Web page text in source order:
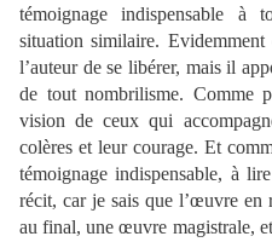
témoignage indispensable à
situation similaire.
l’auteur de se libérer, mais il
de tout nombrilisme. Comme
vision de ceux qui
colères et leur courage. Et
témoignage indispensable, à
récit, car je sais que l’œuvre en
au final, une œuvre magistrale,